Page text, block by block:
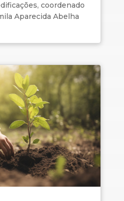
coordenado
Aparecida Abelha